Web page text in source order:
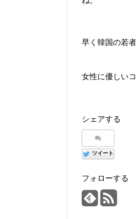
早く韓国の若
女性に優しい
シェアする
ツイート
フォローする